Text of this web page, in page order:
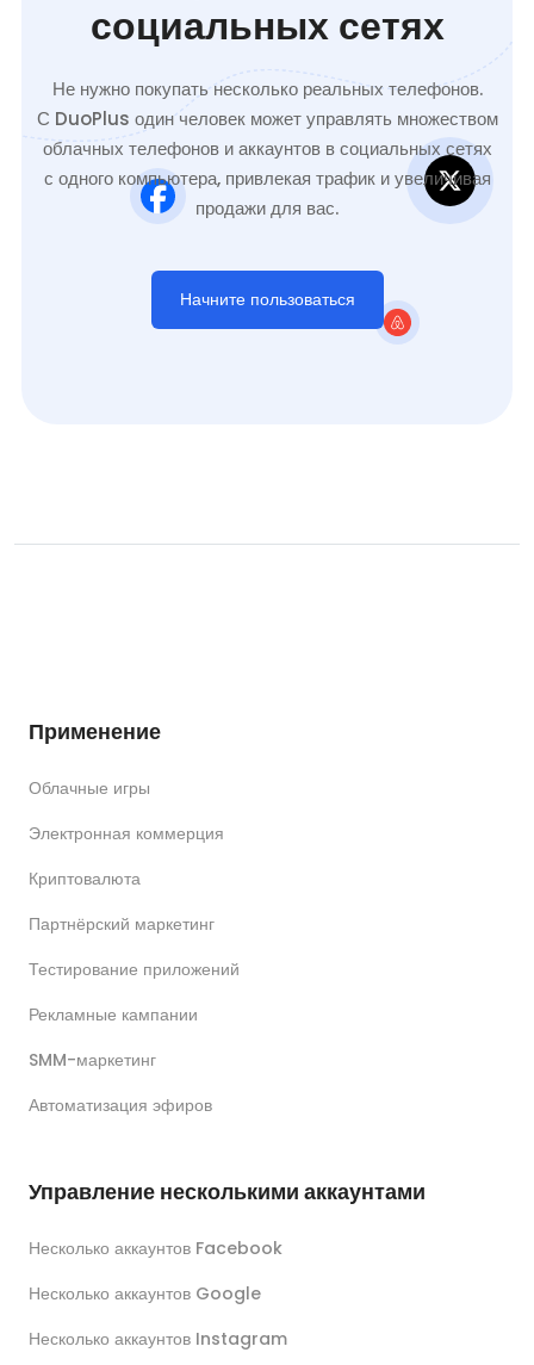
социальных сетях
Не нужно покупать несколько реальных телефонов.
С DuoPlus один человек может управлять множеством
облачных телефонов и аккаунтов в социальных сетях
с одного компьютера, привлекая трафик и увеличивая
продажи для вас.
Начните пользоваться
Применение
Облачные игры
Электронная коммерция
Криптовалюта
Партнёрский маркетинг
Тестирование приложений
Рекламные кампании
SMM-маркетинг
Автоматизация эфиров
Управление несколькими аккаунтами
Несколько аккаунтов Facebook
Несколько аккаунтов Google
Несколько аккаунтов Instagram